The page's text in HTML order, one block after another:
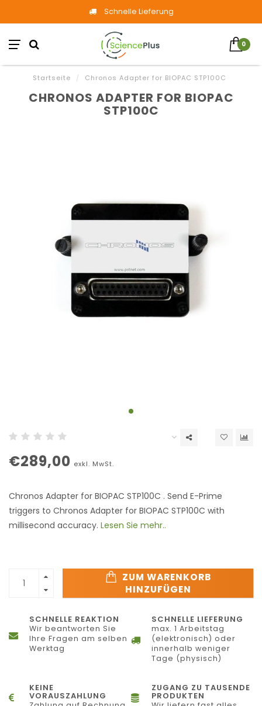
Schnelle Lieferung
0
Startseite / Chronos Adapter for BIOPAC STP100C
CHRONOS ADAPTER FOR BIOPAC
STP100C
€289,00 exkl. MwSt.
Chronos Adapter for BIOPAC STP100C . Send E-Prime
triggers to Chronos Adapter for BIOPAC STP100C with
millisecond accuracy. Lesen Sie mehr..
ZUM WARENKORB
HINZUFÜGEN
SCHNELLE REAKTION
Wir beantworten Sie
Ihre Fragen am selben
Werktag
SCHNELLE LIEFERUNG
max. 1 Arbeitstag
(elektronisch) oder
innerhalb weniger
Tage (physisch)
KEINE
VORAUSZAHLUNG
ZUGANG ZU TAUSENDE
PRODUKTEN